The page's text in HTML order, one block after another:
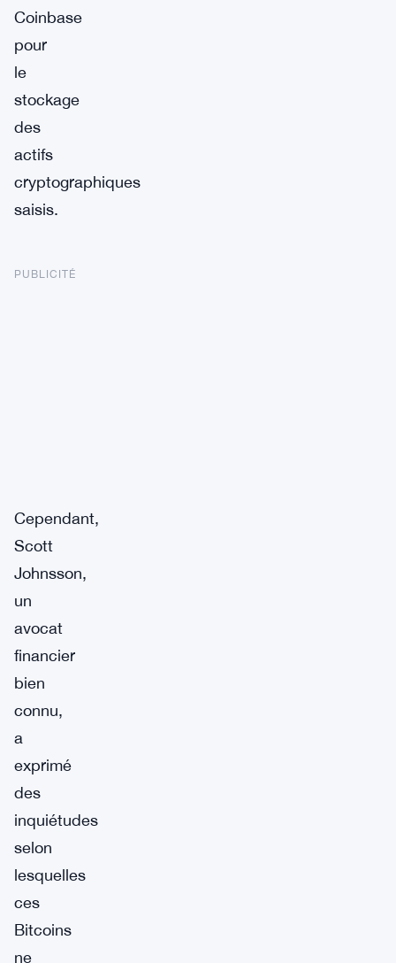
Coinbase
pour
le
stockage
des
actifs
cryptographiques
saisis.
PUBLICITÉ
Cependant,
Scott
Johnsson,
un
avocat
financier
bien
connu,
a
exprimé
des
inquiétudes
selon
lesquelles
ces
Bitcoins
ne